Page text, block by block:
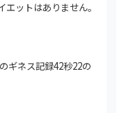
ットはありません。
ギネス記録42秒22の